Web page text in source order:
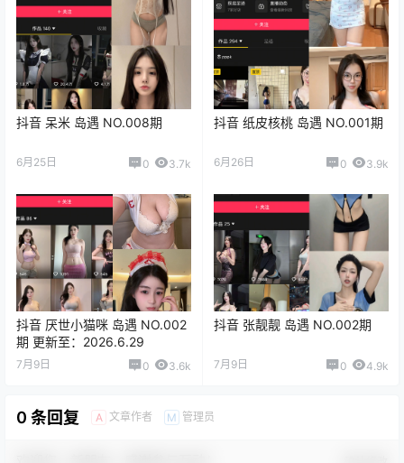
抖音 呆米 岛遇 NO.008期
6月25日 0 3.7k
抖音 纸皮核桃 岛遇 NO.001期
6月26日 0 3.9k
抖音 厌世小猫咪 岛遇 NO.002
期 更新至：2026.6.29
7月9日 0 3.6k
抖音 张靓靓 岛遇 NO.002期
7月9日 0 4.9k
0 条回复 A 文章作者 M 管理员